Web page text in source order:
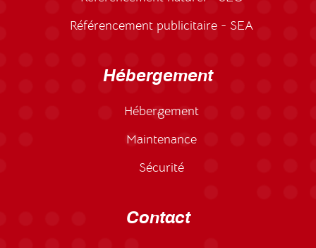
Référencement publicitaire - SEA
Hébergement
Hébergement
Maintenance
Sécurité
Contact